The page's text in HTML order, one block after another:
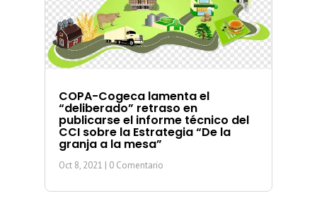
COPA-Cogeca lamenta el
“deliberado” retraso en
publicarse el informe técnico del
CCI sobre la Estrategia “De la
granja a la mesa”
Oct 8, 2021 | 0 Comentario